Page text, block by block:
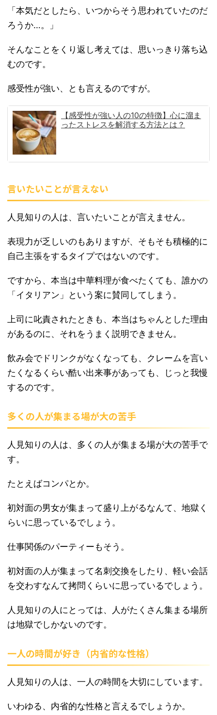
「本気だとしたら、いつからそう思われていたのだ
ろうか…。」
そんなことをくり返し考えては、思いっきり落ち込
むのです。
感受性が強い、とも言えるのですが。
【感受性が強い人の10の特徴】心に溜ま
ったストレスを解消する方法とは？
言いたいことが言えない
人見知りの人は、言いたいことが言えません。
表現力が乏しいのもありますが、そもそも積極的に
自己主張をするタイプではないのです。
ですから、本当は中華料理が食べたくても、誰かの
「イタリアン」という案に賛同してしまう。
上司に叱責されたときも、本当はちゃんとした理由
があるのに、それをうまく説明できません。
飲み会でドリンクがなくなっても、クレームを言い
たくなるくらい酷い出来事があっても、じっと我慢
するのです。
多くの人が集まる場が大の苦手
人見知りの人は、多くの人が集まる場が大の苦手で
す。
たとえばコンパとか。
初対面の男女が集まって盛り上がるなんて、地獄く
らいに思っているでしょう。
仕事関係のパーティーもそう。
初対面の人が集まって名刺交換をしたり、軽い会話
を交わすなんて拷問くらいに思っているでしょう。
人見知りの人にとっては、人がたくさん集まる場所
は地獄でしかないのです。
一人の時間が好き（内省的な性格）
人見知りの人は、一人の時間を大切にしています。
いわゆる、内省的な性格と言えるでしょうか。